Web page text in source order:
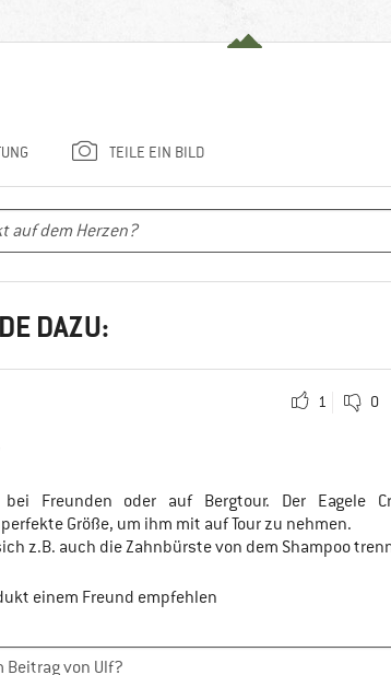
TEILE EIN BILD
DAZU:
1 0
Freunden oder auf Bergtour. Der Eagele
Größe, um ihm mit auf Tour zu nehmen.
z.B. auch die Zahnbürste von dem Shampoo
einem Freund empfehlen